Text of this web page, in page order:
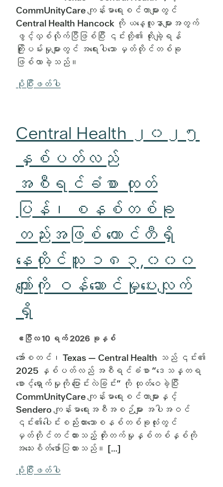
CommUnityCare ကျန်းမာရေးစင်တာများတွင်
Central Health Hancock ကို ယနေ့လူနာများအတွက်
ဖွင့်လှစ်လိုက်ပြီဖြစ်ပြီး ၎င်းတို့၏ တိုးချဲ့ရန်
ကြိုးပမ်းမှုများတွင် အရေးပါသော မှတ်တိုင်တစ်ခု
ဖြစ်လာခဲ့သည်။
ပိုပြီးဖတ်ပါ
Central Health ၂၀၂၅
နှစ်ပတ်လည်
အစီရင်ခံစာ ထုတ်
ပြန်၊ စနစ်တစ်ခု
တည်းအဖြစ် ကောင်တီရှိ
နေထိုင်သူ ၁၈၃,၀၀၀
ကျော်ကို ဝန်ဆောင်မှုပေးလျက်
ရှိ
ဧပြီလ 10 ရက် 2026 ခုနှစ်
အော်စတင်၊ Texas — Central Health သည် ၎င်း၏
2025 နှစ်ပတ်လည် အစီရင်ခံစာ “ဒေသန္တရ
စောင့်ရှောက်မှုကို ပြောင်းလဲခြင်း” ကို ထုတ်ဝေခဲ့ပြီး
CommUnityCare ကျန်းမာရေးစင်တာများနှင့်
Sendero ကျန်းမာရေးအစီအစဉ်များ အပါအဝင်
၎င်း၏ပေါင်းစည်းထားသောစနစ်တစ်ခုလုံးတွင်
မှတ်တိုင်တင်ထားသည့် တိုးတက်မှုနှစ်တစ်နှစ်ကို
အသေးစိတ်ဖော်ပြထားသည်။ […]
ပိုပြီးဖတ်ပါ